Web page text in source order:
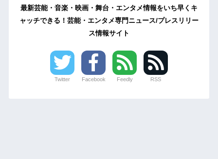
最新芸能・音楽・映画・舞台・エンタメ情報をいち早くキ
ャッチできる！芸能・エンタメ専門ニュース/プレスリリー
ス情報サイト
Twitter Facebook Feedly RSS